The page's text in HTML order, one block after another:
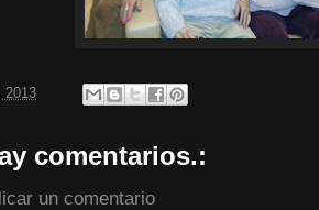
2013
comentarios.:
un comentario